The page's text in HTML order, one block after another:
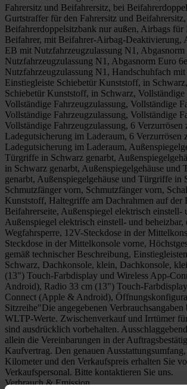
Fahrersitz und Beifahrersitz, bei
Gurtstraffer für den Fahrersitz und
Beifahrerdoppelsitzbank nur außen, Airbags für
Beifahrer, mit Beifahrer-Airbag-Deaktivierung,
EB mit Nutzfahrzeugzulassung N1,
Nutzfahrzeugzulassung N1, Abgasnorm Euro
Nutzfahrzeugzulassung N1, Handschuhfach
Einstiegleiste Schiebetür Kunststoff, in
Schiebetür Kunststoff, in Schwarz, Vollständige
Vollständige Fahrzeugzulassung, Vollständige
Vollständige Fahrzeugzulassung, Vollständige
Vollständige Fahrzeugzulassung, 6 Verzurrösen
Ladegutsicherung im Laderaum, 6 Verzurrösen
Ladegutsicherung im Laderaum,
Türgriffe in Schwarz genarbt,
in Schwarz genarbt, Außenspiegelgehäuse und
genarbt, Außenspiegelgehäuse und Türgriffe in
Schmutzfänger vorn, Schmutzfänger vorn,
Kunststoff, Haltegriffe am Dachrahmen auf der
Beifahrerseite, Außenspiegel elektrisch einstell-
Außenspiegel elektrisch einstell- und beheizbar,
Wegfahrsperre, 12V-Steckdose in der
Steckdose in der Mittelkonsole vorne,
gemäß technischer Beschreibung,
Schwarz, Dachkonsole, klein, Dachkonsole,
(13") Touch-Farbdisplay und Wireless App-
Android), Radio 33 cm (13") Touch-
Connect (Apple & Android),
Sitzreihe"Die angegebenen Verbrauchsangaben
WLTP-Werte. Zwischenverkauf und Irrtümer
sind ausdrücklich vorbehalten.
allein die Vereinbarungen in der
Kaufvertrag. Den genauen
Kilometer und den Verkaufspreis erhalten Sie
Verkaufspersonal. Bitte kontaktieren Sie uns.
Verbrauch & Emission